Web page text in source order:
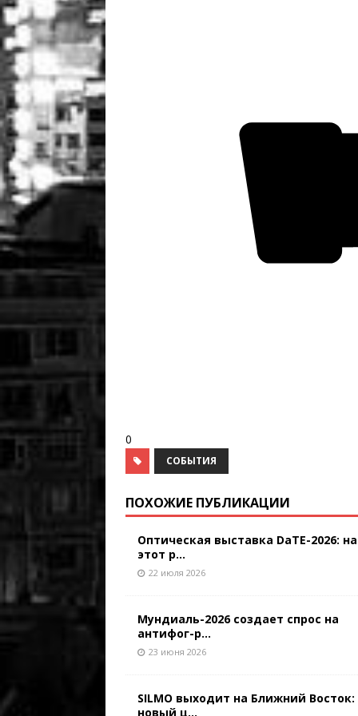
0
СОБЫТИЯ
ПОХОЖИЕ ПУБЛИКАЦИИ
Оптическая выставка DaTE-2026: на
этот р...
22 июля 2026
Мундиаль-2026 создает спрос на
антифог-р...
23 июня 2026
SILMO выходит на Ближний Восток:
новый ц...